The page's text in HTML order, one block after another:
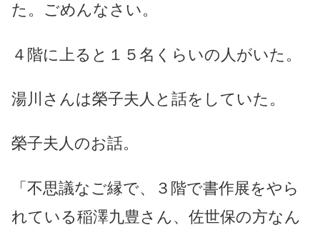
た。ごめんなさい。
４階に上ると１５名くらいの人がいた。
湯川さんは榮子夫人と話をしていた。
榮子夫人のお話。
「不思議なご縁で、３階で書作展をやら
れている稲澤九豊さん、佐世保の方なん